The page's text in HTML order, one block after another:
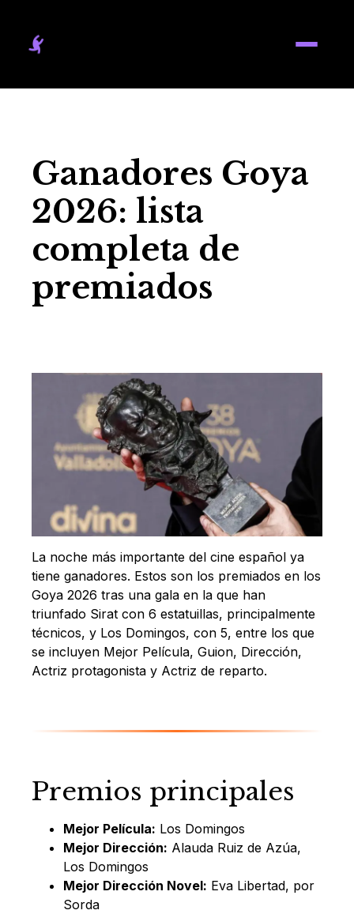
Ganadores Goya
2026: lista
completa de
premiados
La noche más importante del cine español ya
tiene ganadores. Estos son los premiados en los
Goya 2026 tras una gala en la que han
triunfado Sirat con 6 estatuillas, principalmente
técnicos, y Los Domingos, con 5, entre los que
se incluyen Mejor Película, Guion, Dirección,
Actriz protagonista y Actriz de reparto.
Premios principales
Mejor Película: Los Domingos
Mejor Dirección: Alauda Ruiz de Azúa,
Los Domingos
Mejor Dirección Novel: Eva Libertad, por
Sorda